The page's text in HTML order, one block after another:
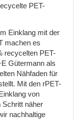
PET-
Einklang mit der
machen es
recycelten PET-
Gütermann als
Nähfaden für
Mit den rPET-
von
Schritt näher
nachhaltige